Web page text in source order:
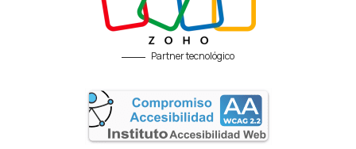
Partner tecnológico